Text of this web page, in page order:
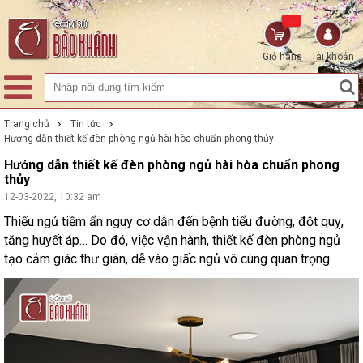
Tài khoản
Giỏ hàng
...
Trang chủ
Tin tức
Hướng dẫn thiết kế đèn phòng ngủ hài hòa chuẩn phong thủy
Hướng dẫn thiết kế đèn phòng ngủ hài hòa chuẩn phong
thủy
12-03-2022, 10:32 am
Thiếu ngủ tiềm ẩn nguy cơ dẫn đến bệnh tiểu đường, đột quỵ,
tăng huyết áp… Do đó, việc vận hành, thiết kế đèn phòng ngủ
tạo cảm giác thư giãn, dễ vào giấc ngủ vô cùng quan trọng.